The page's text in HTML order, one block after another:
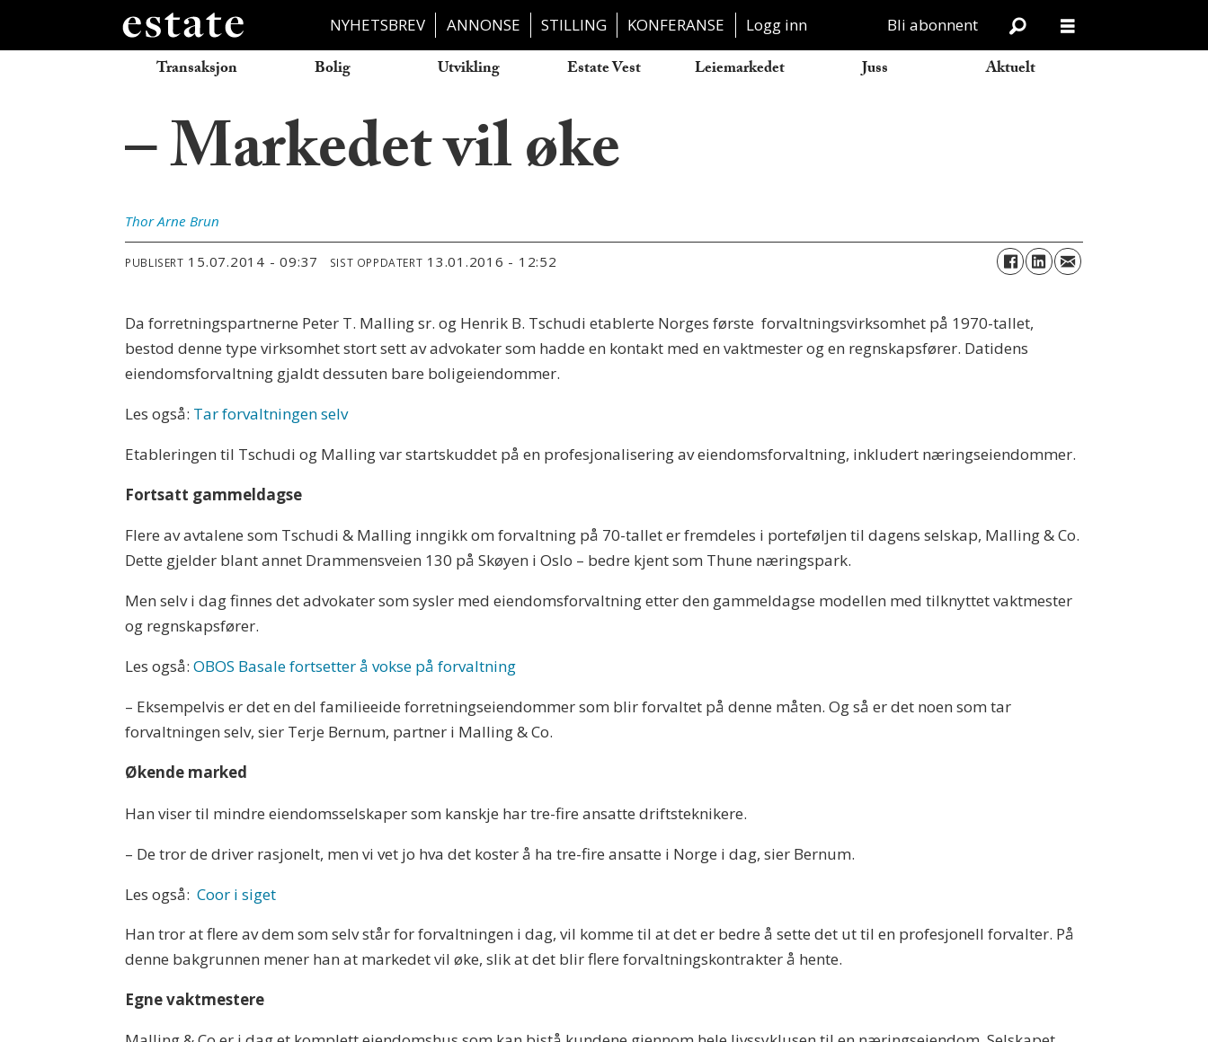
NYHETSBREV ANNONSE STILLING KONFERANSE Logg inn Bli abonnent
Transaksjon Bolig Utvikling Estate Vest Leiemarkedet Juss Aktuelt
– Markedet vil øke
Thor Arne Brun
PUBLISERT 15.07.2014 - 09:37 SIST OPPDATERT 13.01.2016 - 12:52
Da forretningspartnerne Peter T. Malling sr. og Henrik B. Tschudi etablerte Norges første forvaltningsvirksomhet på 1970-tallet,
bestod denne type virksomhet stort sett av advokater som hadde en kontakt med en vaktmester og en regnskapsfører. Datidens
eiendomsforvaltning gjaldt dessuten bare boligeiendommer.
Les også: Tar forvaltningen selv
Etableringen til Tschudi og Malling var startskuddet på en profesjonalisering av eiendomsforvaltning, inkludert næringseiendommer.
Fortsatt gammeldagse
Flere av avtalene som Tschudi & Malling inngikk om forvaltning på 70-tallet er fremdeles i porteføljen til dagens selskap, Malling & Co.
Dette gjelder blant annet Drammensveien 130 på Skøyen i Oslo – bedre kjent som Thune næringspark.
Men selv i dag finnes det advokater som sysler med eiendomsforvaltning etter den gammeldagse modellen med tilknyttet vaktmester
og regnskapsfører.
Les også:OBOS Basale fortsetter å vokse på forvaltning
– Eksempelvis er det en del familieeide forretningseiendommer som blir forvaltet på denne måten. Og så er det noen som tar
forvaltningen selv, sier Terje Bernum, partner i Malling & Co.
Økende marked
Han viser til mindre eiendomsselskaper som kanskje har tre-fire ansatte driftsteknikere.
– De tror de driver rasjonelt, men vi vet jo hva det koster å ha tre-fire ansatte i Norge i dag, sier Bernum.
Les også: Coor i siget
Han tror at flere av dem som selv står for forvaltningen i dag, vil komme til at det er bedre å sette det ut til en profesjonell forvalter. På
denne bakgrunnen mener han at markedet vil øke, slik at det blir flere forvaltningskontrakter å hente.
Egne vaktmestere